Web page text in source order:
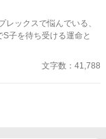
ックスで悩んでいる、
子を待ち受ける運命と
文字数：41,788